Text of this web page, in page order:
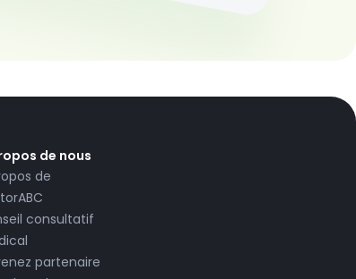
de nous
de
consultatif
partenaire